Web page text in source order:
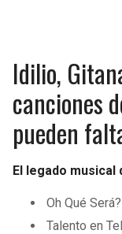
Idilio,
canciones
pueden
El legado musical
Oh Qué Será?
Talento en